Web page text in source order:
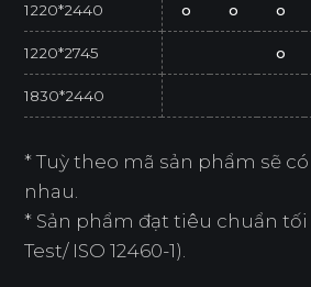
1220*2440 o o o
1220*2745 o
1830*2440
* Tuỳ theo mã sản phẩm sẽ
nhau.
* Sản phẩm đạt tiêu chuẩn tối
Test/ ISO 12460-1).